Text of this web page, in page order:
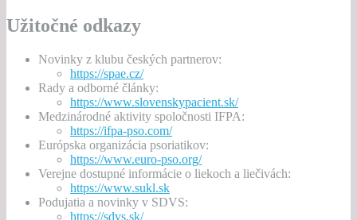
Užitočné odkazy
Novinky z klubu českých partnerov:
https://spae.cz/
Rady a odborné články:
https://www.slovenskypacient.sk/
Medzinárodné aktivity spoločnosti IFPA:
https://ifpa-pso.com/
Európska organizácia psoriatikov:
https://www.euro-pso.org/
Verejne dostupné informácie o liekoch a liečivách:
https://www.sukl.sk
Podujatia a novinky v SDVS:
https://sdvs.sk/